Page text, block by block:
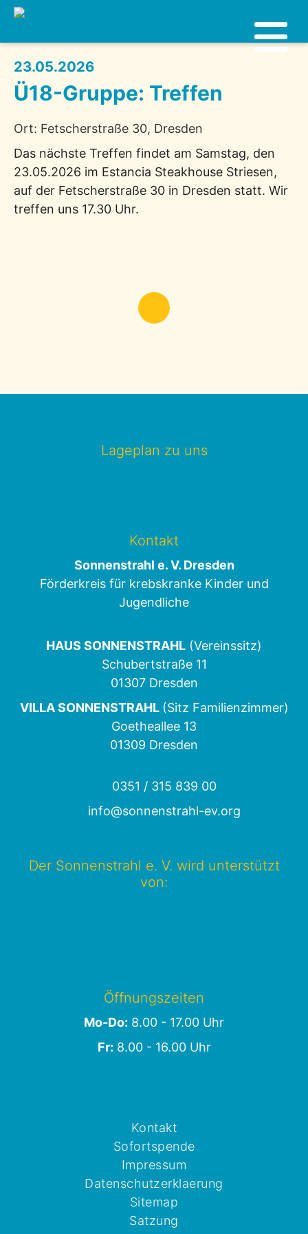
23.05.2026
Ü18-Gruppe: Treffen
Ort: Fetscherstraße 30, Dresden
Das nächste Treffen findet am Samstag, den
23.05.2026 im Estancia Steakhouse Striesen,
auf der Fetscherstraße 30 in Dresden statt. Wir
treffen uns 17.30 Uhr.
Lageplan zu uns
Kontakt
Sonnenstrahl e. V. Dresden
Förderkreis für krebskranke Kinder und
Jugendliche
HAUS SONNENSTRAHL (Vereinssitz)
Schubertstraße 11
01307 Dresden
VILLA SONNENSTRAHL (Sitz Familienzimmer)
Goetheallee 13
01309 Dresden
0351 / 315 839 00
info@sonnenstrahl-ev.org
Der Sonnenstrahl e. V. wird unterstützt
von:
Öffnungszeiten
Mo-Do: 8.00 - 17.00 Uhr
Fr: 8.00 - 16.00 Uhr
Kontakt
Sofortspende
Impressum
Datenschutzerklaerung
Sitemap
Satzung